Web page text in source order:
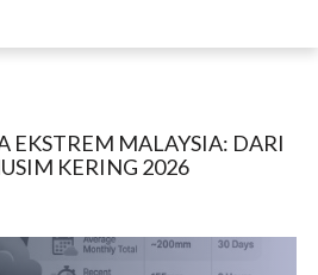
EKSTREM MALAYSIA: DARI
KERING 2026